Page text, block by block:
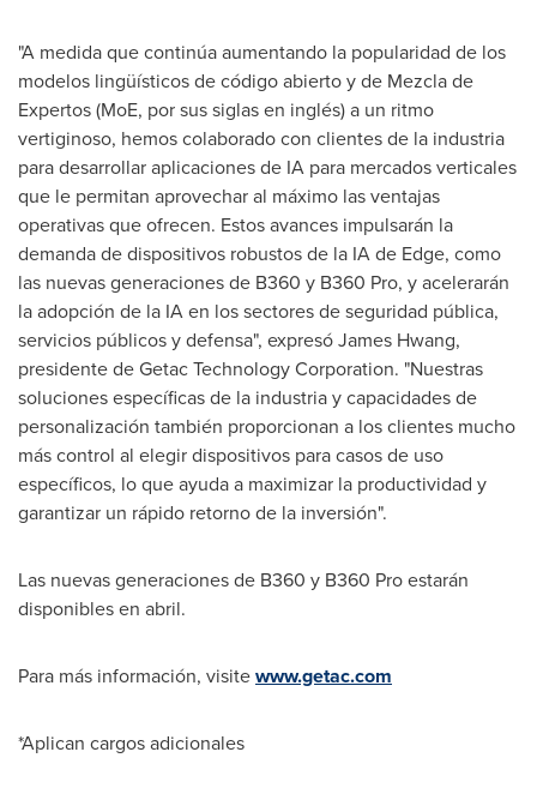
"A medida que continúa aumentando la popularidad de los
modelos lingüísticos de código abierto y de Mezcla de
Expertos (MoE, por sus siglas en inglés) a un ritmo
vertiginoso, hemos colaborado con clientes de la industria
para desarrollar aplicaciones de IA para mercados verticales
que le permitan aprovechar al máximo las ventajas
operativas que ofrecen. Estos avances impulsarán la
demanda de dispositivos robustos de la IA de Edge, como
las nuevas generaciones de B360 y B360 Pro, y acelerarán
la adopción de la IA en los sectores de seguridad pública,
servicios públicos y defensa", expresóJames Hwang,
presidente de Getac Technology Corporation. "Nuestras
soluciones específicas de la industria y capacidades de
personalización también proporcionan a los clientes mucho
más control al elegir dispositivos para casos de uso
específicos, lo que ayuda a maximizar la productividad y
garantizar un rápido retorno de la inversión".
Las nuevas generaciones de B360 y B360 Pro estarán
disponibles en abril.
Para más información, visitewww.getac.com
*Aplican cargos adicionales